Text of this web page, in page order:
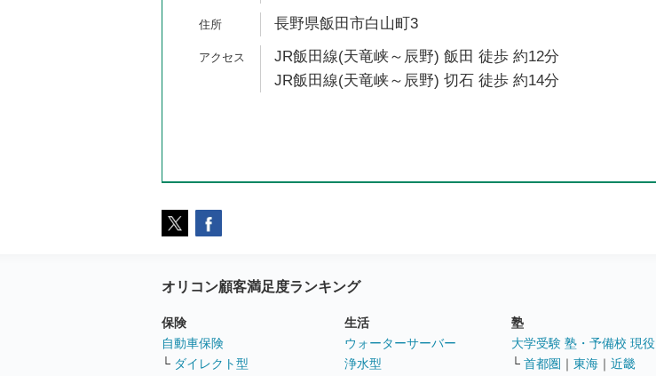
長野県飯田市白山町3
JR飯田線(天竜峡～辰野) 飯田 徒歩 約12分
JR飯田線(天竜峡～辰野) 切石 徒歩 約14分
オリコン顧客満足度ランキング
保険
自動車保険
└ ダイレクト型
生活
ウォーターサーバー
浄水型
塾
大学受験 塾・予備校 現役
└ 首都圏 ｜ 東海 ｜ 近畿